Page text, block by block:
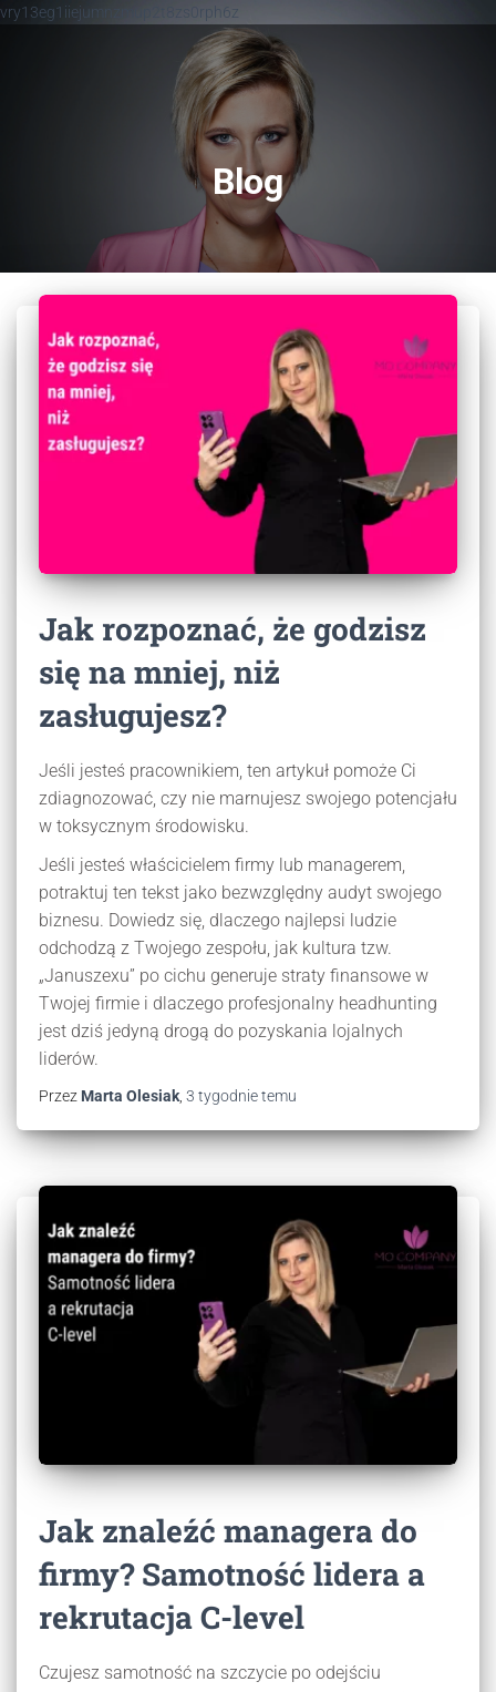
vry13eg1iiejumnzmup2t8zs0rph6z
Blog
Jak rozpoznać, że godzisz
się na mniej, niż
zasługujesz?
Jeśli jesteś pracownikiem, ten artykuł pomoże Ci
zdiagnozować, czy nie marnujesz swojego potencjału
w toksycznym środowisku.
Jeśli jesteś właścicielem firmy lub managerem,
potraktuj ten tekst jako bezwzględny audyt swojego
biznesu. Dowiedz się, dlaczego najlepsi ludzie
odchodzą z Twojego zespołu, jak kultura tzw.
„Januszexu” po cichu generuje straty finansowe w
Twojej firmie i dlaczego profesjonalny headhunting
jest dziś jedyną drogą do pozyskania lojalnych
liderów.
Przez Marta Olesiak 3 tygodnietemu
Jak znaleźć managera do
firmy? Samotność lidera a
rekrutacja C-level
Czujesz samotność na szczycie po odejściu